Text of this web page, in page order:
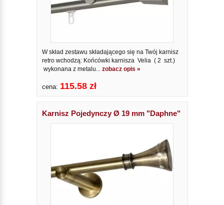
W skład zestawu składającego się na Twój karnisz
retro wchodzą: Końcówki karnisza Velia ( 2 szt.)
wykonana z metalu... zobacz opis »
cena: 115.58 zł
Karnisz Pojedynczy Ø 19 mm "Daphne"